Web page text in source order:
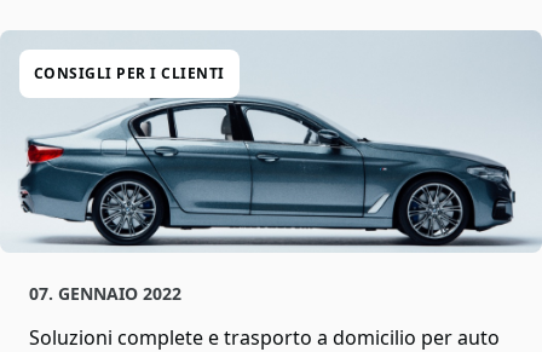
CONSIGLI PER I CLIENTI
07. GENNAIO 2022
Soluzioni complete e trasporto a domicilio per auto